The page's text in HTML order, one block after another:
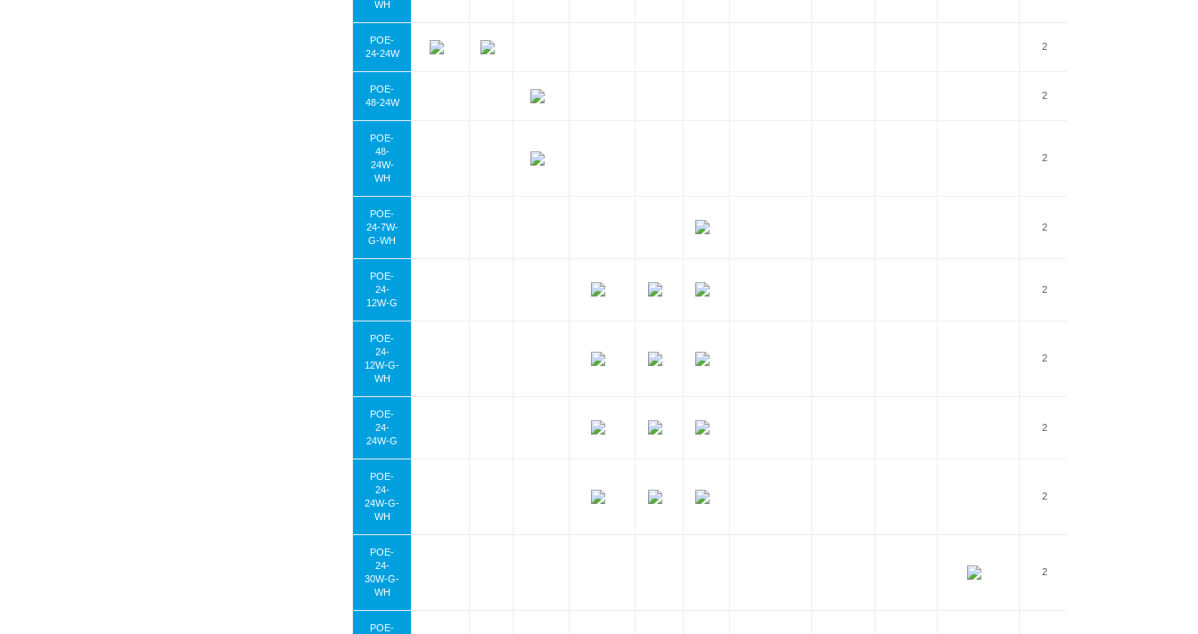
WH
POE-
24-24W
2
POE-
48-24W
2
POE-
48-
24W-
WH
2
POE-
24-7W-
G-WH
2
POE-
24-
12W-G
2
POE-
24-
12W-G-
WH
2
POE-
24-
24W-G
2
POE-
24-
24W-G-
WH
2
POE-
24-
30W-G-
WH
2
POE-